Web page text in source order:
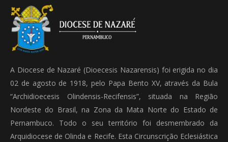
A Diocese de Nazaré (Dioecesis Nazarensis) foi erigida no dia
02 de agosto de 1918, pelo Papa Bento XV, através da Bula
“Archidioecesis Olindensis-Recifensis”, situada na Região
Nordeste do Brasil, na Zona da Mata Norte do Estado de
Pernambuco. Todo o seu território foi desmembrado da
Arquidiocese de Olinda e Recife. Esta Circunscrição Eclesiástica